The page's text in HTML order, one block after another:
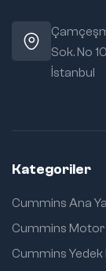
Sok. No
İstanbul
Kategoriler
Cummins Ana
Cummins Motor
Cummins Yedek